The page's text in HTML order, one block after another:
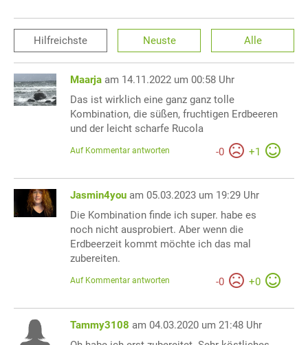
Hilfreichste Neuste Alle
Maarja am 14.11.2022 um 00:58 Uhr
Das ist wirklich eine ganz ganz tolle
Kombination, die süßen, fruchtigen Erdbeeren
und der leicht scharfe Rucola
-0 +1
Auf Kommentar antworten
Jasmin4you am 05.03.2023 um 19:29 Uhr
Die Kombination finde ich super. habe es
noch nicht ausprobiert. Aber wenn die
Erdbeerzeit kommt möchte ich das mal
zubereiten.
-0 +0
Auf Kommentar antworten
Tammy3108 am 04.03.2020 um 21:48 Uhr